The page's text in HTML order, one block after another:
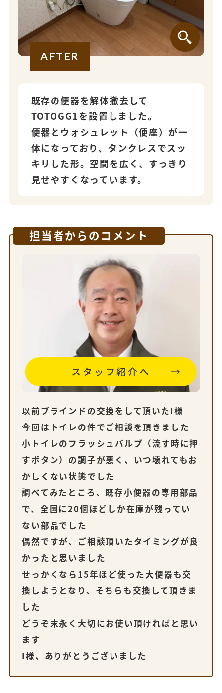
AFTER
既存の便器を解体撤去して
TOTOGG1を設置しました。
便器とウォシュレット（便座）が一
体になっており、タンクレスでスッ
キリした形。空間を広く、すっきり
見せやすくなっています。
担当者からのコメント
スタッフ紹介へ
以前ブラインドの交換をして頂いたI様
今回はトイレの件でご相談を頂きました
小トイレのフラッシュバルブ（流す時に押
すボタン）の調子が悪く、いつ壊れてもお
かしくない状態でした
調べてみたところ、既存小便器の専用部品
で、全国に20個ほどしか在庫が残ってい
ない部品でした
偶然ですが、ご相談頂いたタイミングが良
かったと思いました
せっかくなら15年ほど使った大便器も交
換しようとなり、そちらも交換して頂きま
した
どうぞ末永く大切にお使い頂ければと思い
ます
I様、ありがとうございました